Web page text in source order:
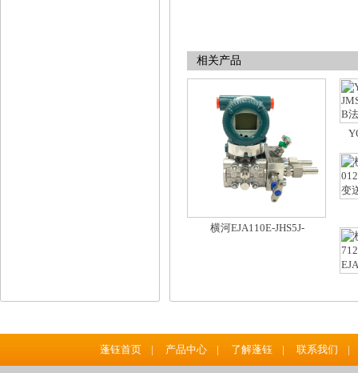
相关产品
横河EJA110E-JHS5J-
蓬钰首页 | 产品中心 | 了解蓬钰 | 联系我们 |